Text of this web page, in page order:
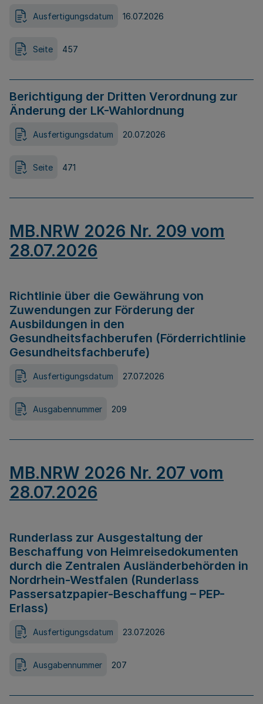
Ausfertigungsdatum 16.07.2026
Seite 457
Berichtigung der Dritten Verordnung zur
Änderung der LK-Wahlordnung
Ausfertigungsdatum 20.07.2026
Seite 471
MB.NRW 2026 Nr. 209 vom
28.07.2026
Richtlinie über die Gewährung von
Zuwendungen zur Förderung der
Ausbildungen in den
Gesundheitsfachberufen (Förderrichtlinie
Gesundheitsfachberufe)
Ausfertigungsdatum 27.07.2026
Ausgabennummer 209
MB.NRW 2026 Nr. 207 vom
28.07.2026
Runderlass zur Ausgestaltung der
Beschaffung von Heimreisedokumenten
durch die Zentralen Ausländerbehörden in
Nordrhein-Westfalen (Runderlass
Passersatzpapier-Beschaffung – PEP-
Erlass)
Ausfertigungsdatum 23.07.2026
Ausgabennummer 207